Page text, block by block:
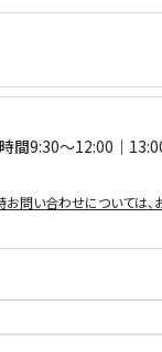
間9:30〜12:00｜
問い合わせについては、